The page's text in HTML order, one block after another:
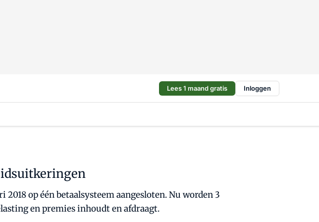
Lees 1 maand gratis Inloggen
op één betaalsysteem aangesloten. Nu worden 3
en premies inhoudt en afdraagt.